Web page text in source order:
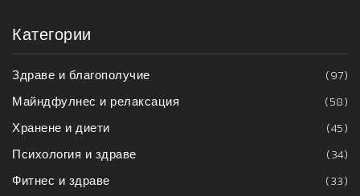
Категории
Здраве и благополучие
(97)
Майндфулнес и релаксация
(58)
Хранене и диети
(45)
Психология и здраве
(34)
Фитнес и здраве
(33)